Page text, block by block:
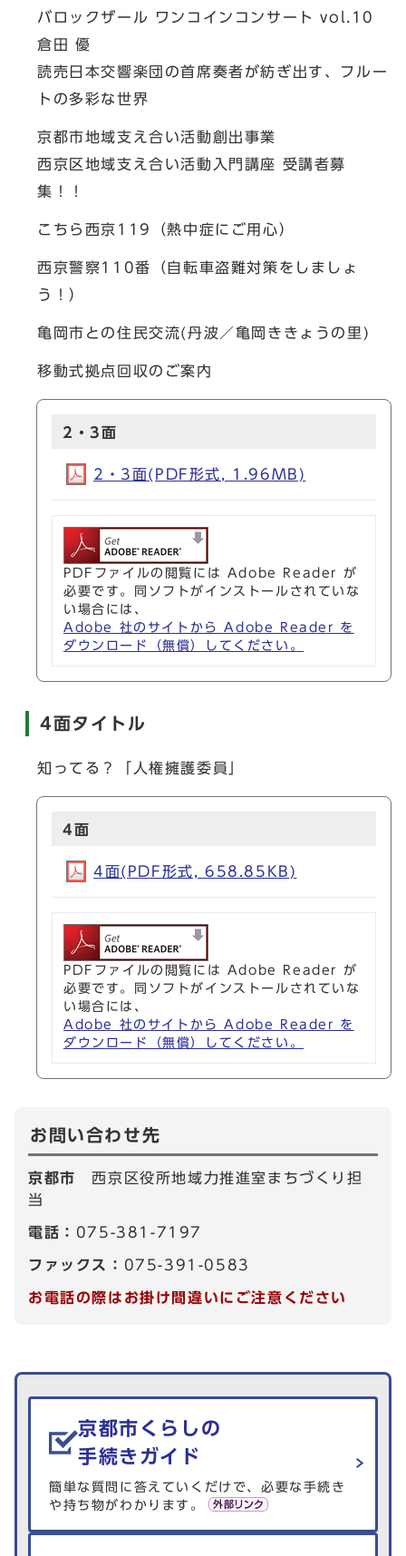
バロックザール ワンコインコンサート vol.10
倉田 優
読売日本交響楽団の首席奏者が紡ぎ出す、フルー
トの多彩な世界
京都市地域支え合い活動創出事業
西京区地域支え合い活動入門講座 受講者募
集！！
こちら西京119（熱中症にご用心）
西京警察110番（自転車盗難対策をしましょ
う！）
亀岡市との住民交流(丹波／亀岡ききょうの里)
移動式拠点回収のご案内
2・3面
2・3面(PDF形式, 1.96MB)
PDFファイルの閲覧には Adobe Reader が
必要です。同ソフトがインストールされていな
い場合には、
Adobe 社のサイトから Adobe Reader を
ダウンロード（無償）してください。
4面タイトル
知ってる？「人権擁護委員」
4面
4面(PDF形式, 658.85KB)
PDFファイルの閲覧には Adobe Reader が
必要です。同ソフトがインストールされていな
い場合には、
Adobe 社のサイトから Adobe Reader を
ダウンロード（無償）してください。
お問い合わせ先
京都市西京区役所地域力推進室まちづくり担
当
電話： 075-381-7197
ファックス： 075-391-0583
お電話の際はお掛け間違いにご注意ください
生活情報を探す
京都市くらしの
手続きガイド
簡単な質問に答えていくだけで、必要な手続き
や持ち物がわかります。